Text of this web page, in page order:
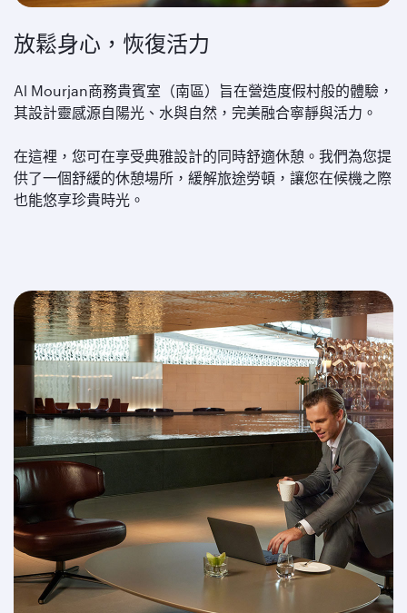
放鬆身心，恢復活力
Al Mourjan商務貴賓室（南區）旨在營造度假村般的體驗，
其設計靈感源自陽光、水與自然，完美融合寧靜與活力。
在這裡，您可在享受典雅設計的同時舒適休憩。我們為您提
供了一個舒緩的休憩場所，緩解旅途勞頓，讓您在候機之際
也能悠享珍貴時光。